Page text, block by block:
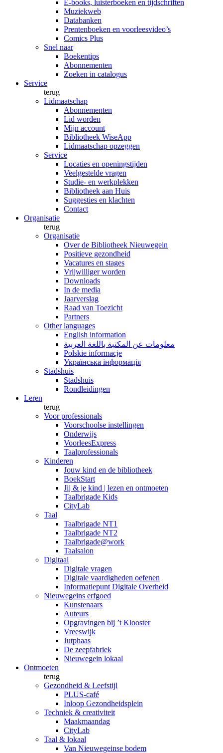
E-books, luisterboeken en tijdschriften
Muziekweb
Databanken
Prentenboeken en voorleesvideo’s
Comics Plus
Snel naar
Boekentips
Abonnementen
Zoeken in catalogus
Service
terug
Lidmaatschap
Abonnementen
Lid worden
Mijn account
Bibliotheek WiseApp
Lidmaatschap opzeggen
Service
Locaties en openingstijden
Veelgestelde vragen
Studie- en werkplekken
Bibliotheek aan Huis
Suggesties en klachten
Contact
Organisatie
terug
Organisatie
Over de Bibliotheek Nieuwegein
Positieve gezondheid
Vacatures en stages
Vrijwilliger worden
Downloads
In de media
Jaarverslag
Raad van Toezicht
Partners
Other languages
English information
معلومات عن المكتبة باللغة العربية
Polskie informacje
Українська інформація
Stadshuis
Stadshuis
Rondleidingen
Leren
terug
Voor professionals
Voorschoolse instellingen
Onderwijs
VoorleesExpress
Taalprofessionals
Kinderen
Jouw kind en de bibliotheek
BoekStart
Jij & je kind | lezen en ontmoeten
Taalbrigade Kids
CityLab
Taal
Taalbrigade NT1
Taalbrigade NT2
Taalbrigade@work
Taalsalon
Digitaal
Digitale vragen
Digitale vaardigheden oefenen
Informatiepunt Digitale Overheid
Nieuwegeins erfgoed
Kunstenaars
Auteurs
Opgravingen bij ’t Klooster
Vreeswijk
Jutphaas
De zeepfabriek
Nieuwegein lokaal
Ontmoeten
terug
Gezondheid & Leefstijl
PLUS-café
Inloop Gezondheidsplein
Techniek & creativiteit
Maakmaandag
CityLab
Taal & lokaal
Van Nieuwegeinse bodem